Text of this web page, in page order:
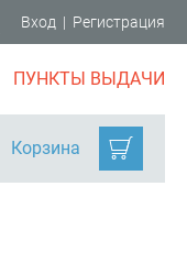
Вход | Регистрация
ПУНКТЫ ВЫДАЧИ
Корзина